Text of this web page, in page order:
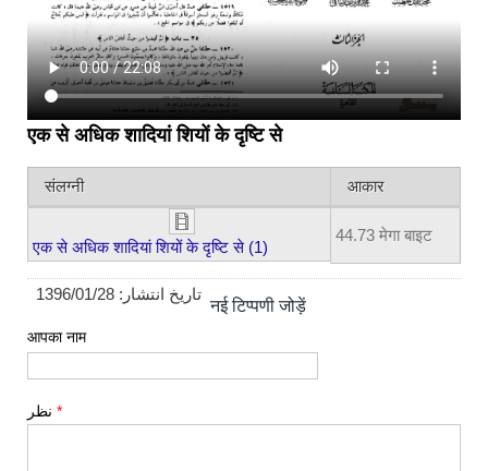
एक से अधिक शादियां शियों के दृष्टि से
संलग्नी आकार
एक से अधिक शादियां शियों के दृष्टि से (1)
44.73 मेगा बाइट
تاریخ انتشار: 1396/01/28
नई टिप्पणी जोड़ें
आपका नाम
*